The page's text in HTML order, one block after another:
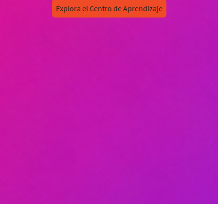
Explora el Centro de Aprendizaje